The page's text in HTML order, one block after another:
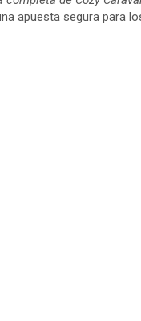
apuesta segura para